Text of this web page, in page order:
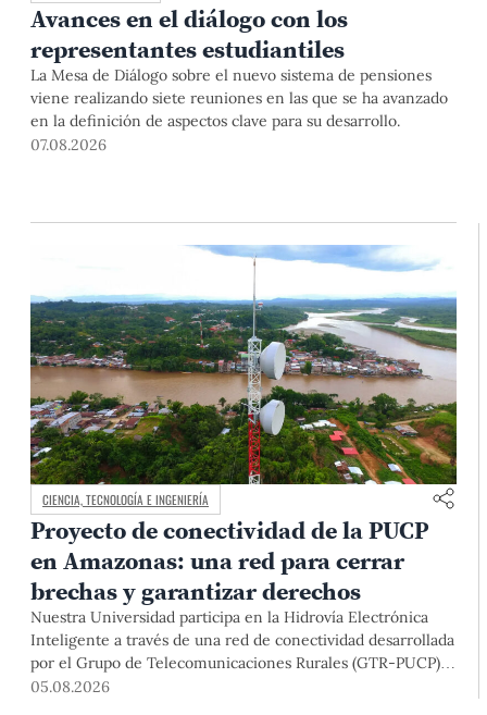
Avances en el diálogo con los
representantes estudiantiles
La Mesa de Diálogo sobre el nuevo sistema de pensiones
viene realizando siete reuniones en las que se ha avanzado
en la definición de aspectos clave para su desarrollo.
07.08.2026
CIENCIA, TECNOLOGÍA E INGENIERÍA
Proyecto de conectividad de la PUCP
en Amazonas: una red para cerrar
brechas y garantizar derechos
Nuestra Universidad participa en la Hidrovía Electrónica
Inteligente a través de una red de conectividad desarrollada
por el Grupo de Telecomunicaciones Rurales (GTR-PUCP)
desde el 2018. En esta nota repasamos cómo ha sido el
05.08.2026